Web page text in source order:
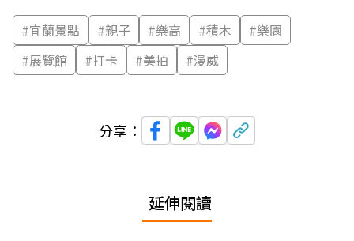
#宜蘭景點 #親子 #樂高 #積木 #樂園
#展覽館 #打卡 #美拍 #漫威
分享：
延伸閱讀